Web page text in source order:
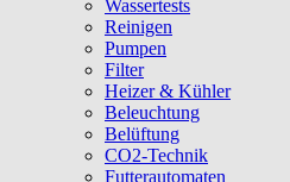
Wassertests
Reinigen
Pumpen
Filter
Heizer & Kühler
Beleuchtung
Belüftung
CO2-Technik
Futterautomaten